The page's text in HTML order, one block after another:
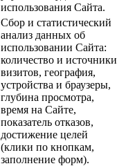
использования Сайта.
Сбор и статистический
анализ данных об
использовании Сайта:
количество и источники
визитов, география,
устройства и браузеры,
глубина просмотра,
время на Сайте,
показатель отказов,
достижение целей
(клики по кнопкам,
заполнение форм).